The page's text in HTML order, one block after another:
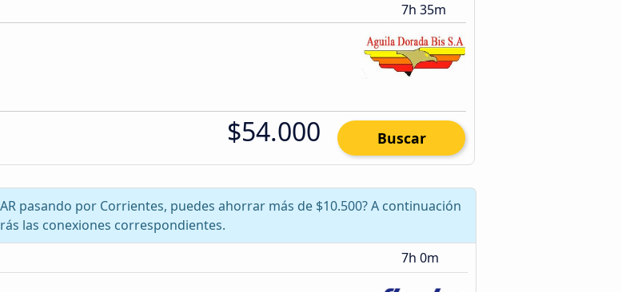
7h 35m
$54.000 Buscar
pasando por Corrientes, puedes ahorrar más de $10.500? A continuación
las conexiones correspondientes.
7h 0m